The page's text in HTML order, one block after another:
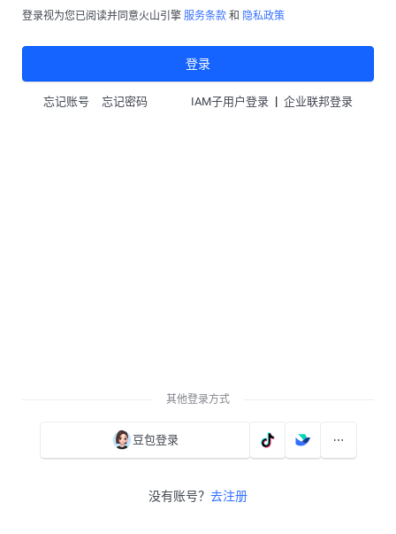
登录视为您已阅读并同意火山引擎 服务条款 和 隐私政策
登录
忘记账号 忘记密码 IAM子用户登录 | 企业联邦登录
其他登录方式
豆包登录
没有账号？ 去注册